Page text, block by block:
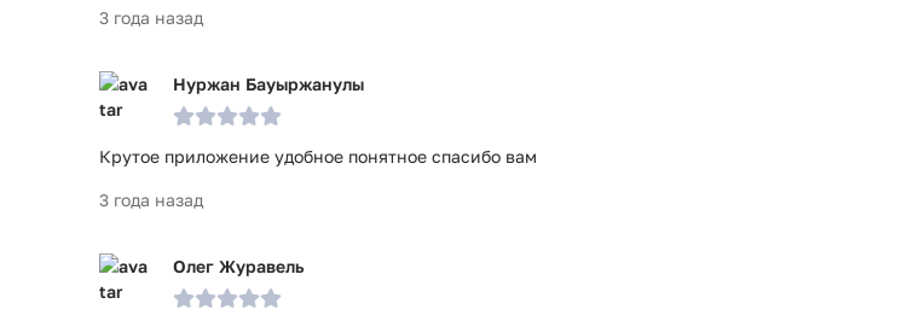
3 года назад
Нуржан Бауыржанулы
Крутое приложение удобное понятное спасибо вам
3 года назад
Олег Журавель